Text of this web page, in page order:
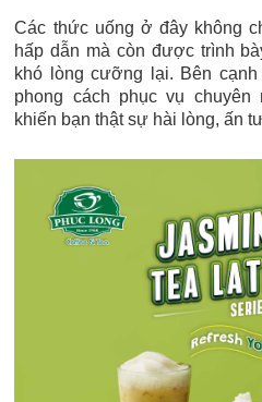
Các thức uống ở đây không
hấp dẫn mà còn được trình
khó lòng cưỡng lại. Bên
phong cách phục vụ
khiến bạn thật sự hài lòng, ấn